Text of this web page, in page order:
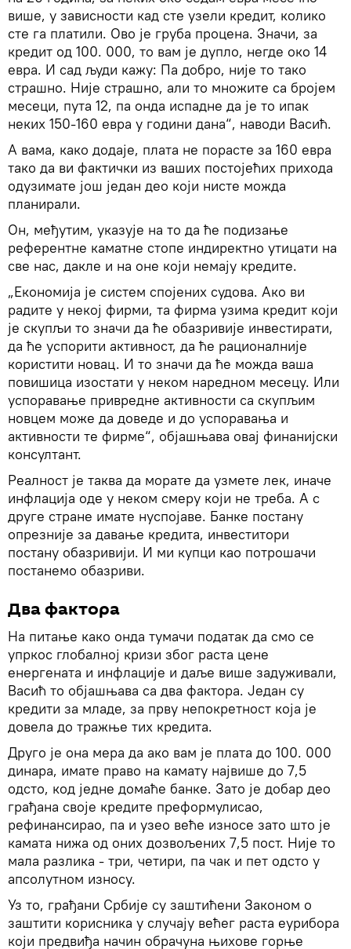
више, у зависности кад сте узели кредит, колико
сте га платили. Ово је груба процена. Значи, за
кредит од 100. 000, то вам је дупло, негде око 14
евра. И сад људи кажу: Па добро, није то тако
страшно. Није страшно, али то множите са бројем
месеци, пута 12, па онда испадне да је то ипак
неких 150-160 евра у години дана“, наводи Васић.
А вама, како додаје, плата не порасте за 160 евра
тако да ви фактички из ваших постојећих прихода
одузимате још један део који нисте можда
планирали.
Он, међутим, указује на то да ће подизање
референтне каматне стопе индиректно утицати на
све нас, дакле и на оне који немају кредите.
„Економија је систем спојених судова. Ако ви
радите у некој фирми, та фирма узима кредит који
је скупљи то значи да ће обазривије инвестирати,
да ће успорити активност, да ће рационалније
користити новац. И то значи да ће можда ваша
повишица изостати у неком наредном месецу. Или
успоравање привредне активности са скупљим
новцем може да доведе и до успоравања и
активности те фирме“, објашњава овај финанијски
консултант.
Реалност је таква да морате да узмете лек, иначе
инфлација оде у неком смеру који не треба. А с
друге стране имате нуспојаве. Банке постану
опрезније за давање кредита, инвеститори
постану обазривији. И ми купци као потрошачи
постанемо обазриви.
Два фактора
На питање како онда тумачи податак да смо се
упркос глобалној кризи због раста цене
енергената и инфлације и даље више задуживали,
Васић то објашњава са два фактора. Један су
кредити за младе, за прву непокретност која је
довела до тражње тих кредита.
Друго је она мера да ако вам је плата до 100. 000
динара, имате право на камату највише до 7,5
одсто, код једне домаће банке. Зато је добар део
грађана своје кредите преформулисао,
рефинансирао, па и узео веће износе зато што је
камата нижа од оних дозвољених 7,5 пост. Није то
мала разлика - три, четири, па чак и пет одсто у
апсолутном износу.
Уз то, грађани Србије су заштићени Законом о
заштити корисника у случају већег раста еурибора
који предвиђа начин обрачуна њихове горње